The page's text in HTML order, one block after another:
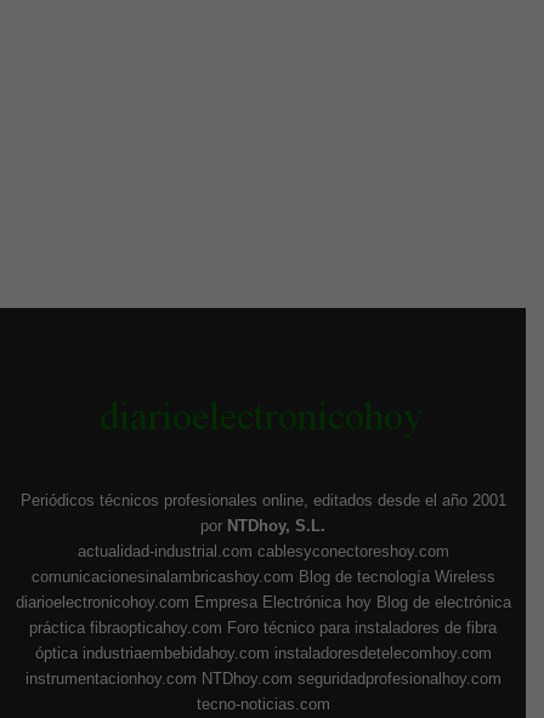
Periódicos técnicos profesionales online, editados desde el año 2001
por NTDhoy, S.L.
actualidad-industrial.com cablesyconectoreshoy.com
comunicacionesinalambricashoy.com Blog de tecnología Wireless
diarioelectronicohoy.com Empresa Electrónica hoy Blog de electrónica
práctica fibraopticahoy.com Foro técnico para instaladores de fibra
óptica industriaembebidahoy.com instaladoresdetelecomhoy.com
instrumentacionhoy.com NTDhoy.com seguridadprofesionalhoy.com
tecno-noticias.com